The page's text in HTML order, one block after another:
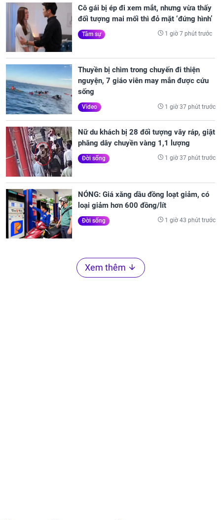
Cô gái bị ép đi xem mắt, nhưng vừa thấy
đối tượng mai mối thì đỏ mặt ‘đứng hình’
Tâm sự 1 giờ 7 phút trước
Thuyền bị chìm trong chuyến đi thiện
nguyện, 7 giáo viên may mắn được cứu
sống
Video 1 giờ 37 phút trước
Nữ du khách bị 28 đối tượng vây ráp, giật
phăng dây chuyền vàng 1,1 lượng
Đời sống 1 giờ 37 phút trước
NÓNG: Giá xăng dầu đồng loạt giảm, có
loại giảm hơn 600 đồng/lít
Đời sống 1 giờ 43 phút trước
Xem thêm